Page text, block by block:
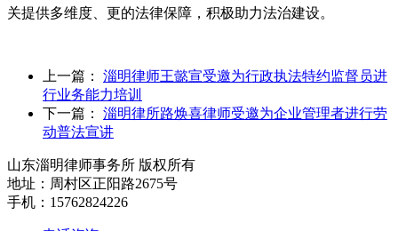
关提供多维度、更的法律保障，积极助力法治建设。
上一篇：
淄明律师王懿宣受邀为行政执法特约监督员进
行业务能力培训
下一篇：
淄明律所路焕喜律师受邀为企业管理者进行劳
动普法宣讲
山东淄明律师事务所 版权所有
地址：周村区正阳路2675号
手机：15762824226